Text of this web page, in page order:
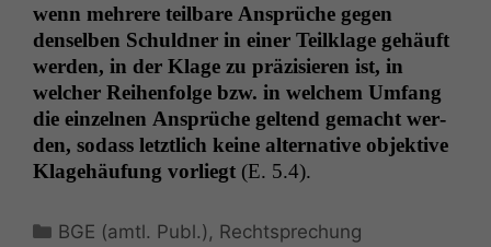
wenn mehrere teil­bare Ansprüche gegen
densel­ben Schuld­ner in ein­er Teilk­lage gehäuft
wer­den, in der Klage zu präzisieren ist, in
welch­er Rei­hen­folge bzw. in welchem Umfang
die einzel­nen Ansprüche gel­tend gemacht wer­
den, sodass let­ztlich keine alter­na­tive objek­tive
Klage­häu­fung vor­liegt (E. 5.4).
Kategorien
BGE (amtl. Publ.) , Rechtsprechung